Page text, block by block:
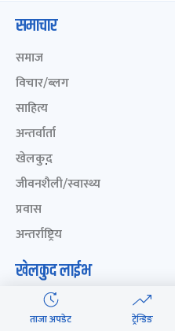
ताजा अपडेट ट्रेन्डिङ
समाचार
समाज
विचार/ब्लग
साहित्य
अन्तर्वार्ता
खेलकुद़़
जीवनशैली/स्वास्थ्य
प्रवास
अन्तर्राष्ट्रिय
खेलकुद लाईभ
एनपीएल २०८१